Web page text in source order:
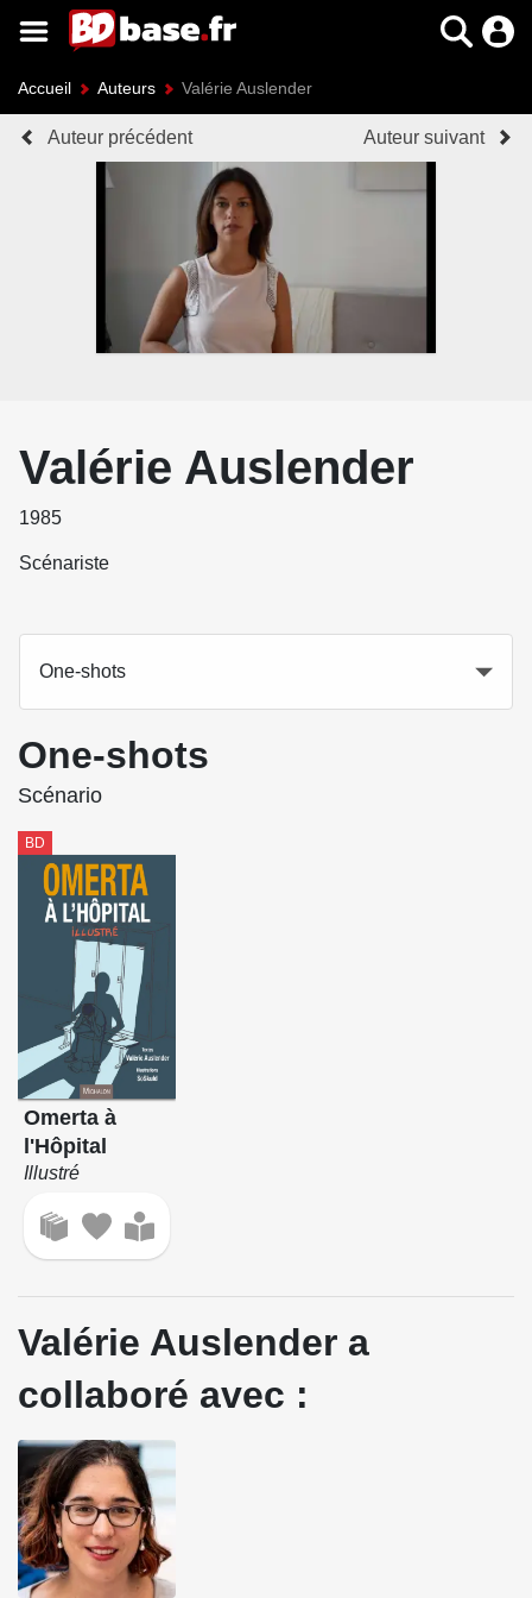
Accueil Auteurs Valérie Auslender
Auteur précédent Auteur suivant
Valérie Auslender
1985
Scénariste
One-shots
One-shots
Scénario
BD
Omerta à
l'Hôpital
Illustré
Valérie Auslender a
collaboré avec :